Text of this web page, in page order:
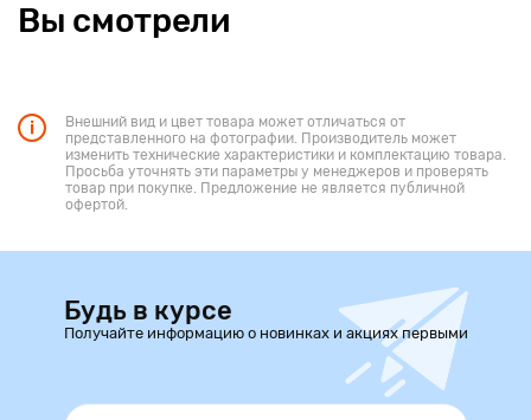
Вы смотрели
Внешний вид и цвет товара может отличаться от
представленного на фотографии. Производитель может
изменить технические характеристики и комплектацию товара.
Просьба уточнять эти параметры у менеджеров и проверять
товар при покупке. Предложение не является публичной
офертой.
Будь в курсе
Получайте информацию о новинках и акциях первыми